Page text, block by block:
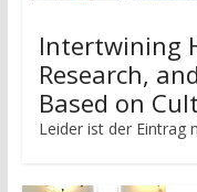
Intertwining
Research,
Based on
Leider ist der Eintrag